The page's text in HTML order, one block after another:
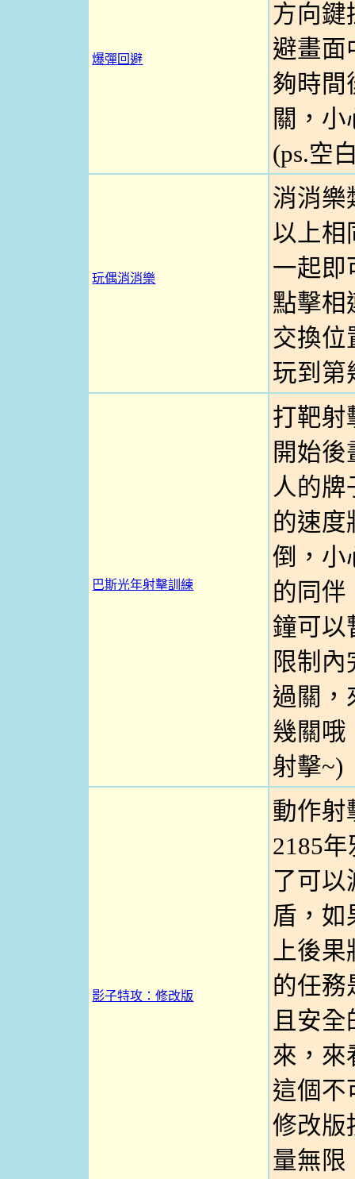
爆彈回避
方向鍵
避畫面
夠時間
關，
(ps.空
玩偶消消樂
消消樂
以上相
一起即
點擊相
交換位
玩到第
巴斯光年射擊訓練
打靶射
開始
人的牌
的速度
倒，小
的同伴
鐘可以
限制
過關，
幾關哦
射擊~)
影子特攻：修改版
動作射
2185
了可以
盾，如
上後果
的任務
且安全
來，來
這個不
修改版
量無限